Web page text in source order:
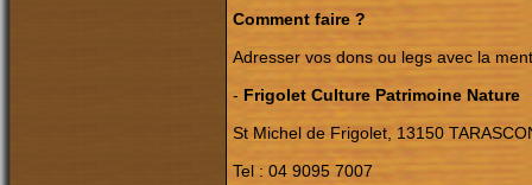
Comment faire ?
Adresser vos dons ou legs avec la
- Frigolet Culture Patrimoine Nature
St Michel de Frigolet, 13150
Tel : 04 9095 7007